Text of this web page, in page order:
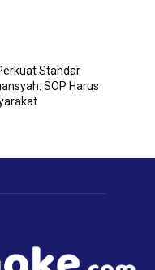
Standar
SOP Harus